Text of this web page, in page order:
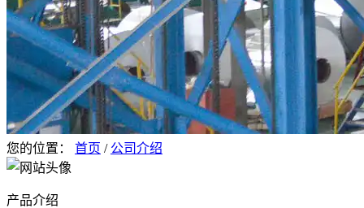
您的位置： 首页 / 公司介绍
产品介绍